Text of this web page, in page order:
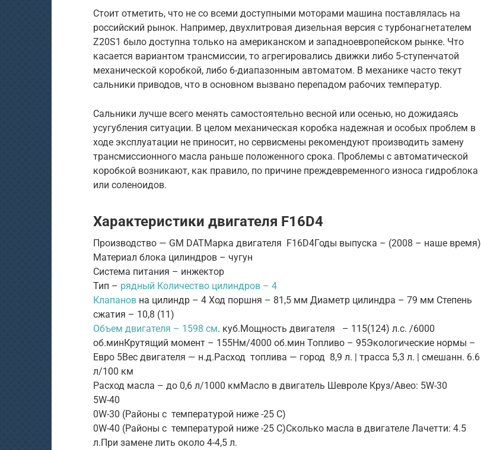
Стоит отметить, что не со всеми доступными моторами машина поставлялась на
российский рынок. Например, двухлитровая дизельная версия с турбонагнетателем
Z20S1 было доступна только на американском и западноевропейском рынке. Что
касается вариантом трансмиссии, то агрегировались движки либо 5-ступенчатой
механической коробкой, либо 6-диапазонным автоматом. В механике часто текут
сальники приводов, что в основном вызвано перепадом рабочих температур.
Сальники лучше всего менять самостоятельно весной или осенью, но дожидаясь
усугубления ситуации. В целом механическая коробка надежная и особых проблем в
ходе эксплуатации не приносит, но сервисмены рекомендуют производить замену
трансмиссионного масла раньше положенного срока. Проблемы с автоматической
коробкой возникают, как правило, по причине преждевременного износа гидроблока
или соленоидов.
Характеристики двигателя F16D4
Производство — GM DATМарка двигателя F16D4Годы выпуска – (2008 – наше время)
Материал блока цилиндров – чугун
Система питания – инжектор
Тип – рядный Количество цилиндров – 4
Клапанов на цилиндр – 4 Ход поршня – 81,5 мм Диаметр цилиндра – 79 мм Степень
сжатия – 10,8 (11)
Объем двигателя – 1598 см. куб.Мощность двигателя – 115(124) л.с. /6000
об.минКрутящий момент – 155Нм/4000 об.мин Топливо – 95Экологические нормы –
Евро 5Вес двигателя — н.д.Расход топлива — город 8,9 л. | трасса 5,3 л. | смешанн. 6.6
л/100 км
Расход масла – до 0,6 л/1000 кмМасло в двигатель Шевроле Круз/Авео: 5W-30
5W-40
0W-30 (Районы с температурой ниже -25 С)
0W-40 (Районы с температурой ниже -25 С)Сколько масла в двигателе Лачетти: 4.5
л.При замене лить около 4-4,5 л.